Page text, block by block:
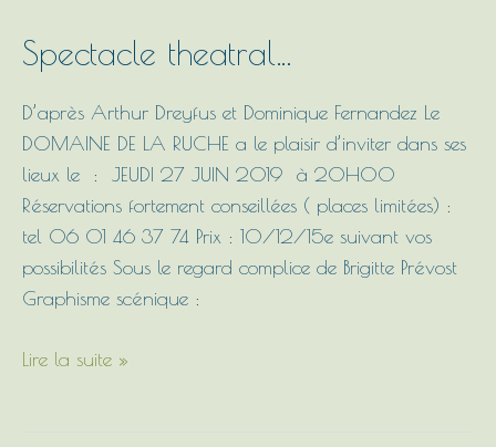
Spectacle theatral…
D’après Arthur Dreyfus et Dominique Fernandez Le
DOMAINE DE LA RUCHE a le plaisir d’inviter dans ses
lieux le : JEUDI 27 JUIN 2019 à 20H00
Réservations fortement conseillées ( places limitées) :
tel 06 01 46 37 74 Prix : 10/12/15e suivant vos
possibilités Sous le regard complice de Brigitte Prévost
Graphisme scénique :
Spectacle
theatral…
Lire la suite »